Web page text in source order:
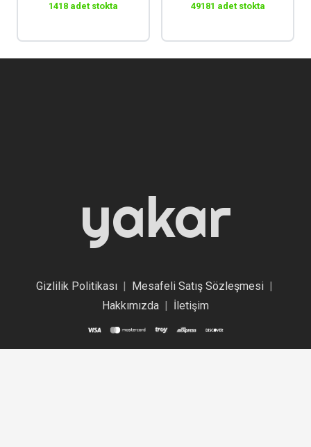
1418 adet stokta 49181 adet stokta
yakar
Gizlilik Politikası| Mesafeli Satış Sözleşmesi|
Hakkımızda
İletişim